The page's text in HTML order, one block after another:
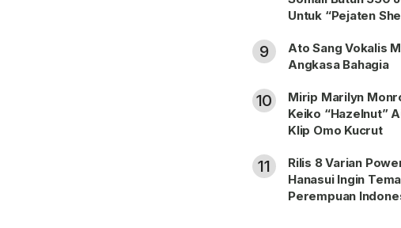
Untuk “Pejaten
9
Ato Sang Vokalis
Angkasa Bahagia
10
Mirip Marilyn
Keiko “Hazelnut”
Klip Omo Kucrut
11
Rilis 8 Varian
Hanasui Ingin
Perempuan